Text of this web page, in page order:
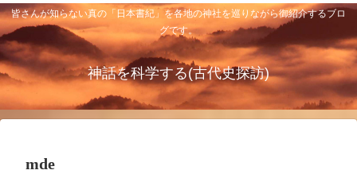
皆さんが知らない真の「日本書紀」を各地の神社を巡りながら御紹介するブロ
グです。
神話を科学する(古代史探訪)
mde